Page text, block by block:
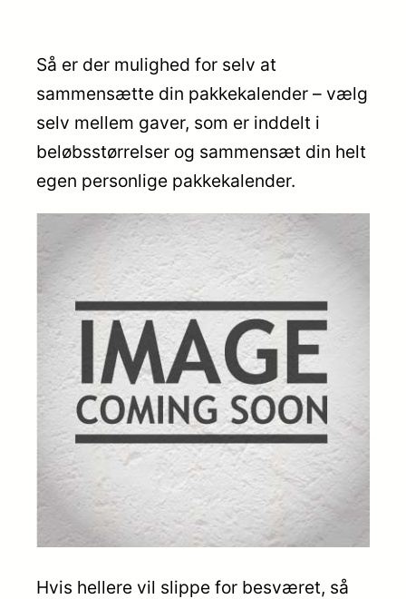
Så er der mulighed for selv at
sammensætte din pakkekalender – vælg
selv mellem gaver, som er inddelt i
beløbsstørrelser og sammensæt din helt
egen personlige pakkekalender.
Hvis hellere vil slippe for besværet, så